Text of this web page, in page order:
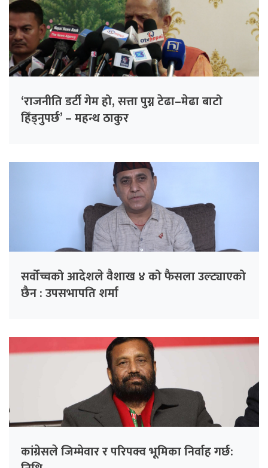
‘राजनीति डर्टी गेम हो, सत्ता पुग्न टेढा–मेढा बाटो
हिँड्नुपर्छ’ – महन्थ ठाकुर
सर्वोच्चको आदेशले वैशाख ४ को फैसला उल्ट्याएको
छैन : उपसभापति शर्मा
कांग्रेसले जिम्मेवार र परिपक्व भूमिका निर्वाह गर्छ: